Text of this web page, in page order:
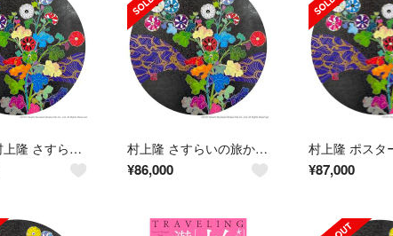
ED300■村上隆 さすらいの旅からの帰還 ポスター作品 法橋光琳 村上隆 さすらいの旅からの帰還 新品未開封 外箱難あり
¥86,000 ¥87,000